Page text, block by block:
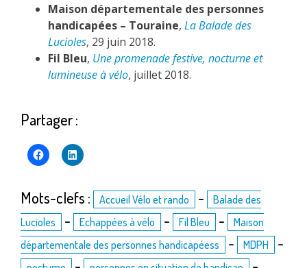
Maison départementale des personnes
handicapées – Touraine, La Balade des
Lucioles, 29 juin 2018.
Fil Bleu, Une promenade festive, nocturne et
lumineuse à vélo, juillet 2018.
Partager :
Mots-clefs : Accueil Vélo et rando -
Balade des
Lucioles
- Echappées à vélo - Fil Bleu -
Maison
départementale des personnes handicapéess
- MDPH -